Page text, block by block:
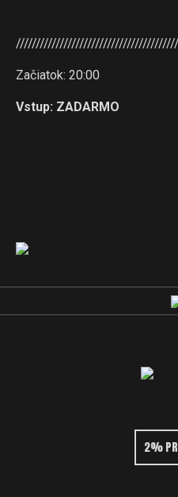
Začiatok: 20:00
Vstup: ZADARMO
2%